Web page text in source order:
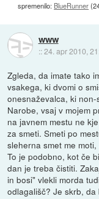
spremenilo: BlueRunner(
www
::24. apr 2010,
Zgleda, da imate tako
vsakega, ki dvomi o
onesnaževalca, ki
Narobe, vsaj v mojem
na javnem mestu ne
za smeti. Smeti po
sleherna smet me
To je podobno, kot če
dan je treba čistiti.
in bosi" vlekli morda
odlagališč? Je skrb,